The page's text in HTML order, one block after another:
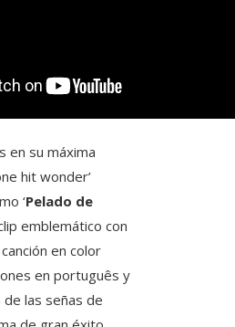
en su máxima
hit wonder’
‘Pelado de
emblemático con
en color
en português y
de las señas de